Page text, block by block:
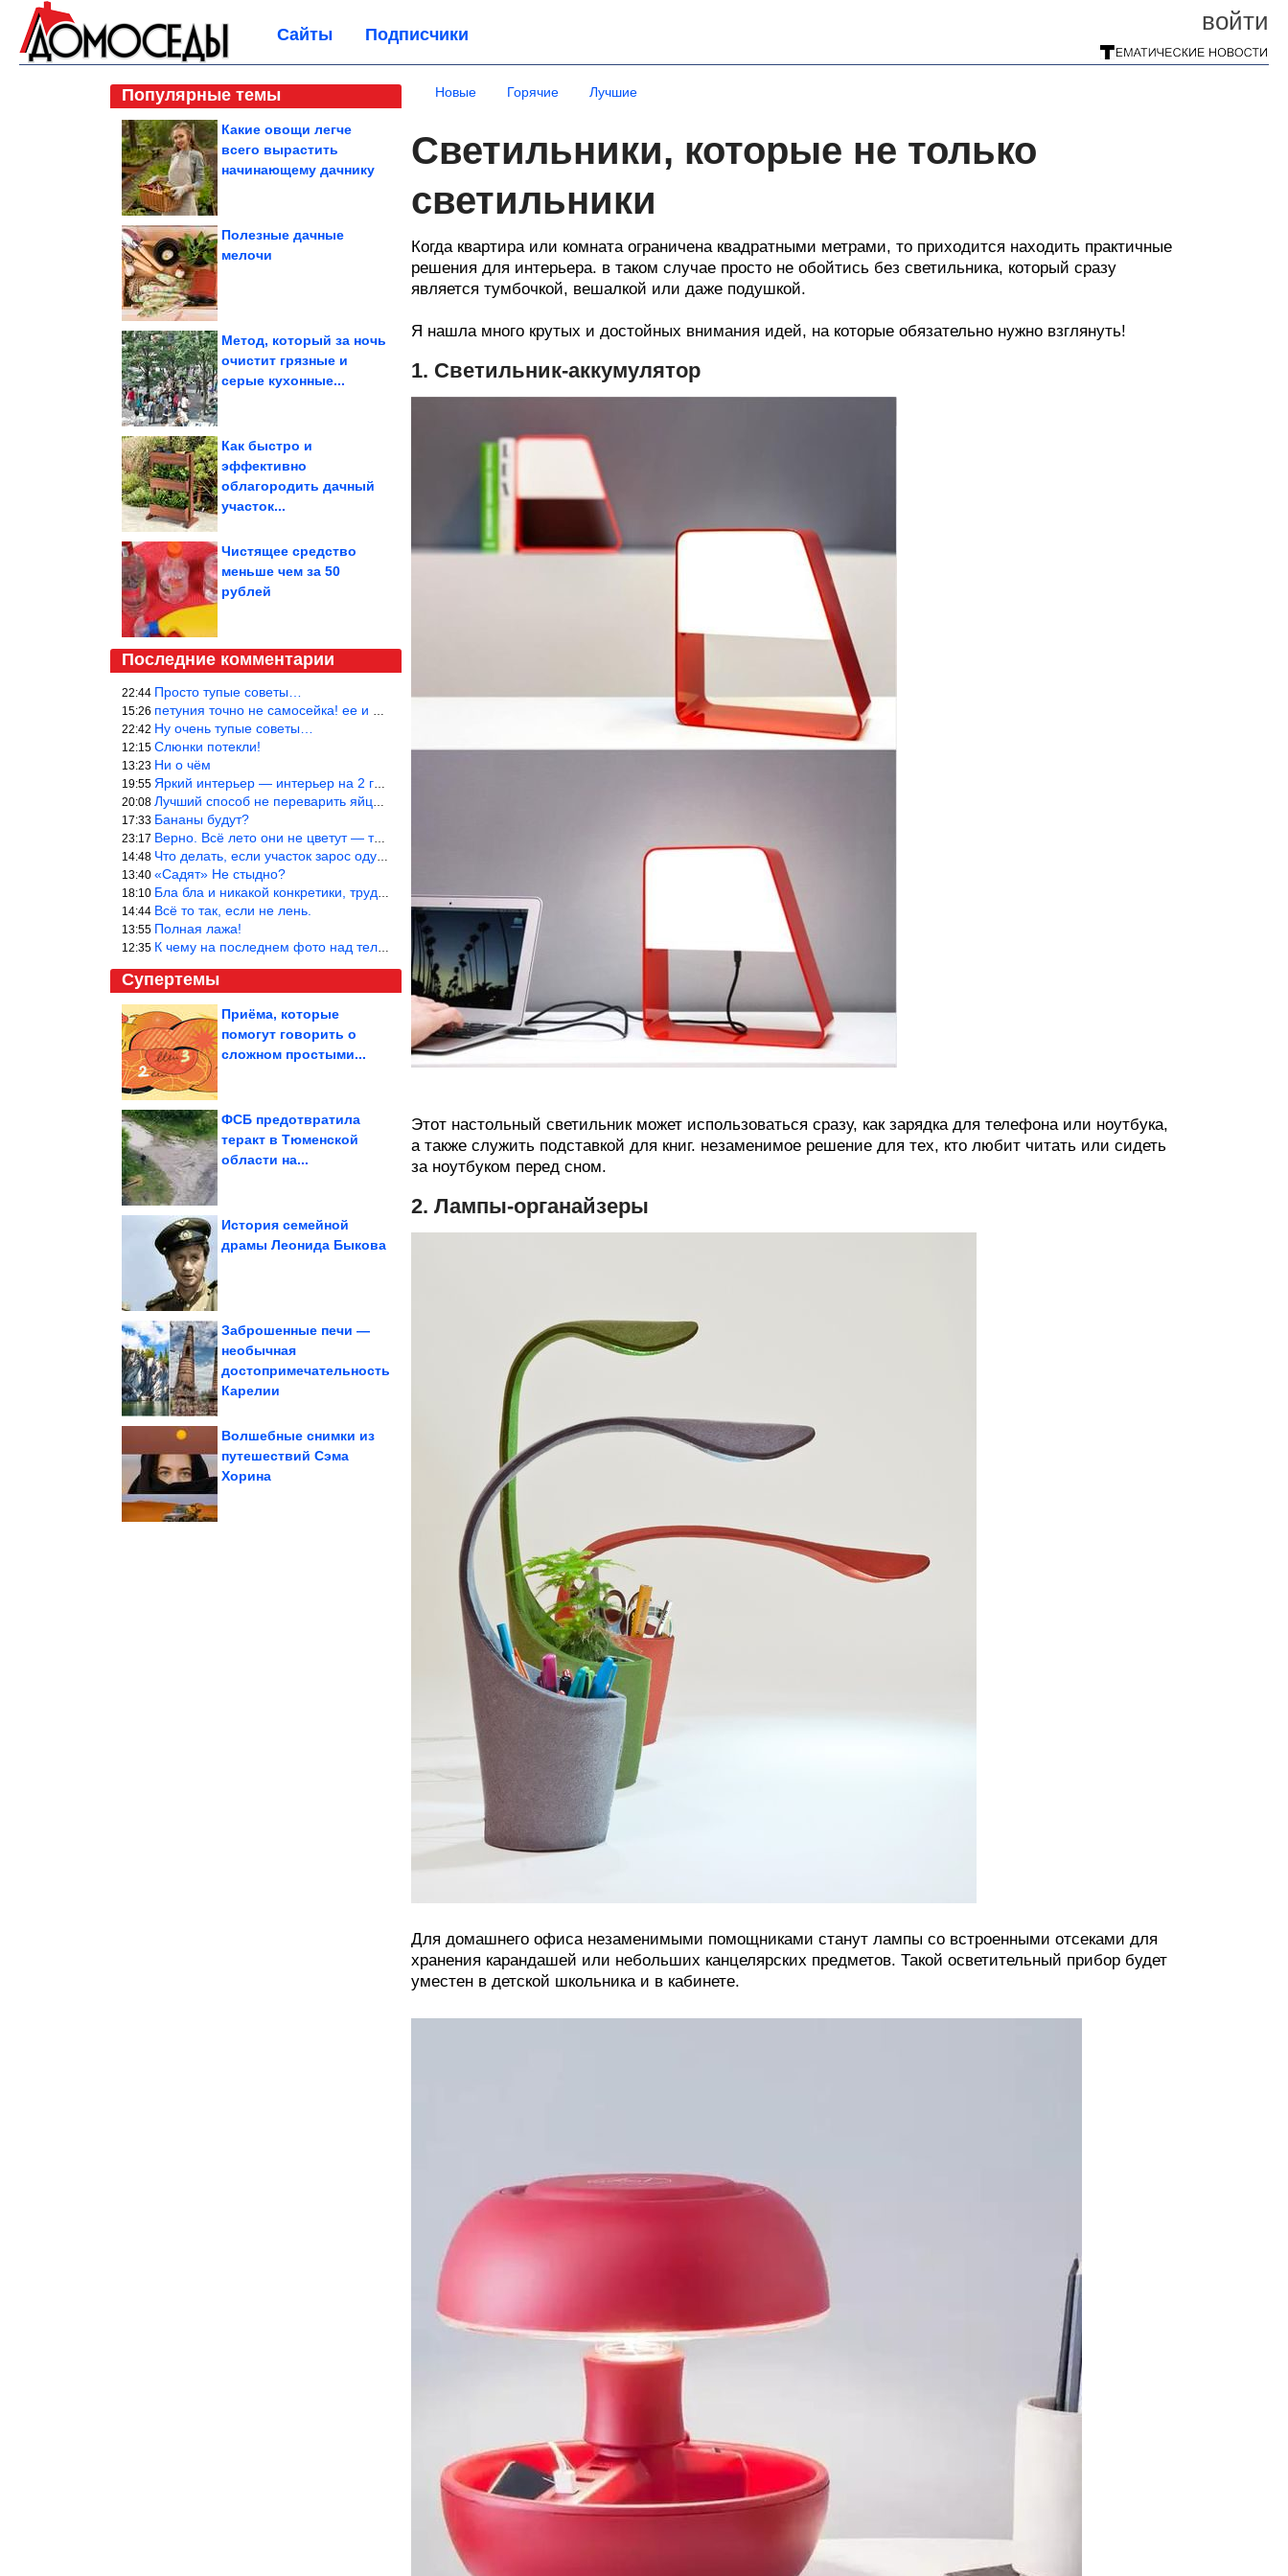
войти
Сайты Подписчики
Популярные темы
Какие овощи легче
всего вырастить
начинающему дачнику
Полезные дачные
мелочи
Метод, который за ночь
очистит грязные и
серые кухонные...
Как быстро и
эффективно
облагородить дачный
участок...
Чистящее средство
меньше чем за 50
рублей
Последние комментарии
22:44 Просто тупые советы…
15:26 петуния точно не самосейка! ее и из рассады тяжело вырастить!
22:42 Ну очень тупые советы…
12:15 Слюнки потекли!
13:23 Ни о чём
19:55 Яркий интерьер — интерьер на 2 года! Человек должен отдыхать в с
20:08 Лучший способ не переварить яйцо — довести его до кипения и выкл
17:33 Бананы будут?
23:17 Верно. Всё лето они не цветут — только в его начале. Достаточно
14:48 Что делать, если участок зарос одуванчиками — ничего.
13:40 «Садят» Не стыдно?
18:10 Бла бла и никакой конкретики, трудно указать наименование рекоме
14:44 Всё то так, если не лень.
13:55 Полная лажа!
12:35 К чему на последнем фото над телевизором две полки? Делают интер
Супертемы
Рассеянному склерозу
механизм
Приёма, которые
помогут говорить о
сложном простыми...
ФСБ предотвратила
теракт в Тюменской
области на...
История семейной
драмы Леонида Быкова
3 знака Зодиака, для
Заброшенные печи —
необычная
достопримечательность
Карелии
которые заставят вас
усомниться в...
Волшебные снимки из
путешествий Сэма
Хорина
Новые Горячие Лучшие
Светильники, которые не только
светильники
Когда квартира или комната ограничена квадратными метрами, то приходится находить практичные
решения для интерьера. в таком случае просто не обойтись без светильника, который сразу
является тумбочкой, вешалкой или даже подушкой.
Я нашла много крутых и достойных внимания идей, на которые обязательно нужно взглянуть!
1. Светильник-аккумулятор
Этот настольный светильник может использоваться сразу, как зарядка для телефона или ноутбука,
а также служить подставкой для книг. незаменимое решение для тех, кто любит читать или сидеть
за ноутбуком перед сном.
2. Лампы-органайзеры
Для домашнего офиса незаменимыми помощниками станут лампы со встроенными отсеками для
хранения карандашей или небольших канцелярских предметов. Такой осветительный прибор будет
уместен в детской школьника и в кабинете.